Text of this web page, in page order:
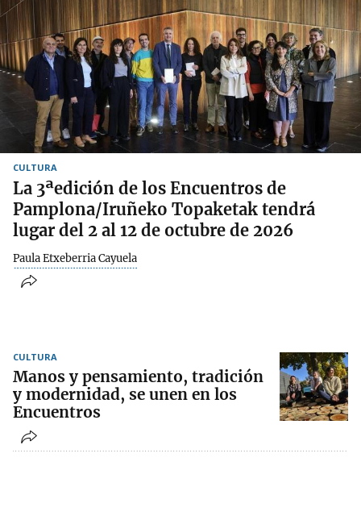
CULTURA
La 3ªedición de los Encuentros de
Pamplona/Iruñeko Topaketak tendrá
lugar del 2 al 12 de octubre de 2026
Paula Etxeberria Cayuela
CULTURA
Manos y pensamiento, tradición
y modernidad, se unen en los
Encuentros